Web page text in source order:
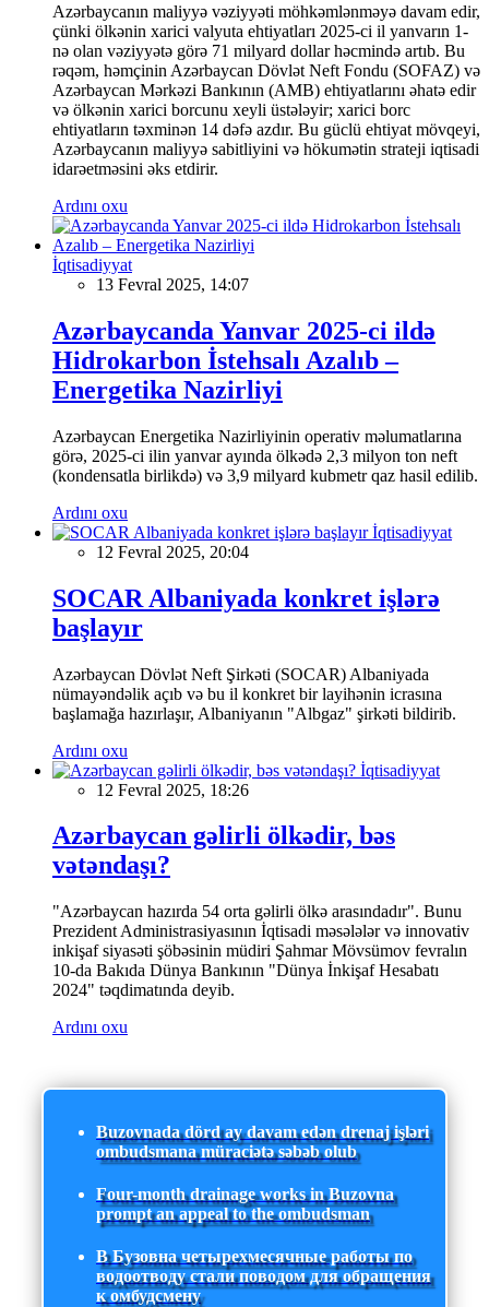
Azərbaycanın maliyyə vəziyyəti möhkəmlənməyə davam edir,
çünki ölkənin xarici valyuta ehtiyatları 2025-ci il yanvarın 1-
nə olan vəziyyətə görə 71 milyard dollar həcmində artıb. Bu
rəqəm, həmçinin Azərbaycan Dövlət Neft Fondu (SOFAZ) və
Azərbaycan Mərkəzi Bankının (AMB) ehtiyatlarını əhatə edir
və ölkənin xarici borcunu xeyli üstələyir; xarici borc
ehtiyatların təxminən 14 dəfə azdır. Bu güclü ehtiyat mövqeyi,
Azərbaycanın maliyyə sabitliyini və hökumətin strateji iqtisadi
idarəetməsini əks etdirir.
Ardını oxu
İqtisadiyyat
13 Fevral 2025, 14:07
Azərbaycanda Yanvar 2025-ci ildə
Hidrokarbon İstehsalı Azalıb –
Energetika Nazirliyi
Azərbaycan Energetika Nazirliyinin operativ məlumatlarına
görə, 2025-ci ilin yanvar ayında ölkədə 2,3 milyon ton neft
(kondensatla birlikdə) və 3,9 milyard kubmetr qaz hasil edilib.
Ardını oxu
İqtisadiyyat
12 Fevral 2025, 20:04
SOCAR Albaniyada konkret işlərə
başlayır
Azərbaycan Dövlət Neft Şirkəti (SOCAR) Albaniyada
nümayəndəlik açıb və bu il konkret bir layihənin icrasına
başlamağa hazırlaşır, Albaniyanın "Albgaz" şirkəti bildirib.
Ardını oxu
İqtisadiyyat
12 Fevral 2025, 18:26
Azərbaycan gəlirli ölkədir, bəs
vətəndaşı?
"Azərbaycan hazırda 54 orta gəlirli ölkə arasındadır". Bunu
Prezident Administrasiyasının İqtisadi məsələlər və innovativ
inkişaf siyasəti şöbəsinin müdiri Şahmar Mövsümov fevralın
10-da Bakıda Dünya Bankının "Dünya İnkişaf Hesabatı
2024" təqdimatında deyib.
Ardını oxu
Buzovnada dörd ay davam edən drenaj işləri
ombudsmana müraciətə səbəb olub
Four-month drainage works in Buzovna
prompt an appeal to the ombudsman
В Бузовна четырехмесячные работы по
водоотводу стали поводом для обращения
к омбудсмену